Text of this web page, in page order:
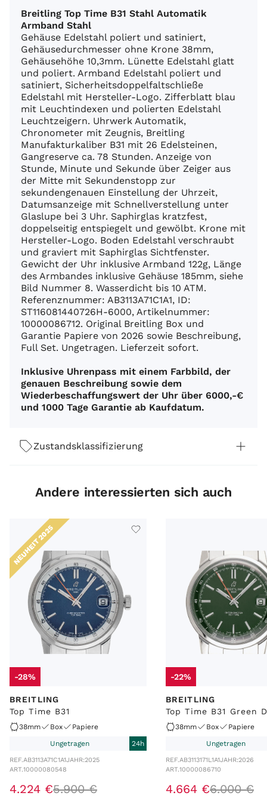
Breitling Top Time B31 Stahl Automatik
Armband Stahl
Gehäuse Edelstahl poliert und satiniert,
Gehäusedurchmesser ohne Krone 38mm,
Gehäusehöhe 10,3mm. Lünette Edelstahl glatt
und poliert. Armband Edelstahl poliert und
satiniert, Sicherheitsdoppelfaltschließe
Edelstahl mit Hersteller-Logo. Zifferblatt blau
mit Leuchtindexen und polierten Edelstahl
Leuchtzeigern. Uhrwerk Automatik,
Chronometer mit Zeugnis, Breitling
Manufakturkaliber B31 mit 26 Edelsteinen,
Gangreserve ca. 78 Stunden. Anzeige von
Stunde, Minute und Sekunde über Zeiger aus
der Mitte mit Sekundenstopp zur
sekundengenauen Einstellung der Uhrzeit,
Datumsanzeige mit Schnellverstellung unter
Glaslupe bei 3 Uhr. Saphirglas kratzfest,
doppelseitig entspiegelt und gewölbt. Krone mit
Hersteller-Logo. Boden Edelstahl verschraubt
und graviert mit Saphirglas Sichtfenster.
Gewicht der Uhr inklusive Armband 122g, Länge
des Armbandes inklusive Gehäuse 185mm, siehe
Bild Nummer 8. Wasserdicht bis 10 ATM.
Referenznummer: AB3113A71C1A1, ID:
ST116081440726H-6000, Artikelnummer:
10000086712. Original Breitling Box und
Garantie Papiere von 2026 sowie Beschreibung,
Full Set. Ungetragen. Lieferzeit sofort.
Inklusive Uhrenpass mit einem Farbbild, der
genauen Beschreibung sowie dem
Wiederbeschaffungswert der Uhr über 6000,-€
und 1000 Tage Garantie ab Kaufdatum.
Zustandsklassifizierung
Andere interessierten sich auch
NEUHEIT 2025
-28%
BREITLING
Top Time B31
38mm Box
Papiere
Ungetragen
24h
REF.AB3113A71C1A1JAHR:2025
ART.10000080548
4.224 €5.900 €
-22%
BREITLING
Top Time B31 Green
38mm Box
Papiere
Ungetragen
REF.AB3113171L1A1JAHR:2026
ART.10000086710
4.664 €6.000 €